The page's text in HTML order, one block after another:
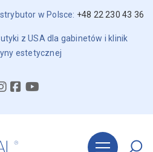
w Polsce: +48 22 230 43 36
z USA dla gabinetów i klinik
estetycznej